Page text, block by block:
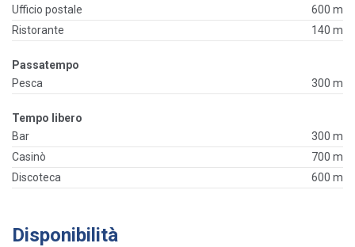
Ufficio postale
600 m
Ristorante
140 m
Passatempo
Pesca
300 m
Tempo libero
Bar
300 m
Casinò
700 m
Discoteca
600 m
Disponibilità